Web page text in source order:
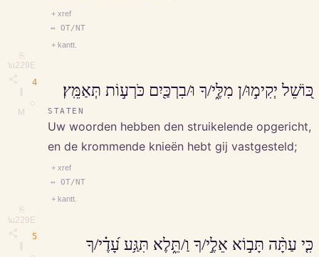
⎘
\u229E
M
+ xref
↔ OT/NT
+ kantt.
4
⎘
\u229E
כּ֭וֹשֵׁל יְקִימ֣וּ/ן מִלֶּ֑י/ךָ וּ/בִרְכַּ֖יִם כֹּרְע֣וֹת תְּאַמֵּֽץ׃
STATEN
Uw woorden hebben den struikelende opgericht,
en de krommende knieën hebt gij vastgesteld;
+ xref
↔ OT/NT
+ kantt.
5
כִּ֤י עַתָּ֨ה תָּב֣וֹא אֵלֶ֣י/ךָ וַ/תֵּ֑לֶא תִּגַּ֥ע עָ֝דֶ֗י/ךָ